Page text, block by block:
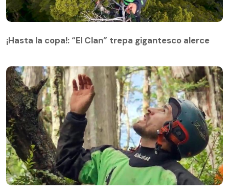
¡Hasta la copa!: “El Clan” trepa gigantesco alerce